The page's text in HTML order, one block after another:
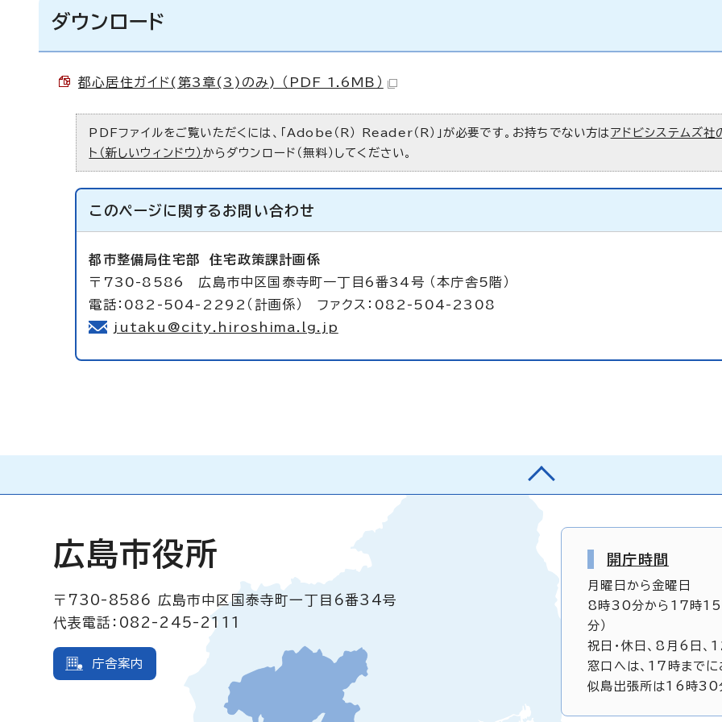
ダウンロード
都心居住ガイド(第3章(3)のみ) （PDF 1.6MB）
PDFファイルをご覧いただくには、「Adobe（R） Reader（R）」が必要です。お持ちでない方は アドビシステムズ社
ト（新しいウィンドウ） からダウンロード（無料）してください。
このページに関する お問い合わせ
都市整備局住宅部住宅政策課計画係
〒730-8586 広島市中区国泰寺町一丁目6番34号 （本庁舎5階）
電話：082-504-2292（計画係） ファクス：082-504-2308
jutaku@city.hiroshima.lg.jp
広島市役所
〒730-8586
広島市中区国泰寺町一丁目6番34号
代表電話：082-245-2111
庁舎案内
開庁時間
月曜日から金曜日
8時30分から17時15
分）
祝日・休日、8月6日
窓口へは、17時までに
似島出張所は16時30